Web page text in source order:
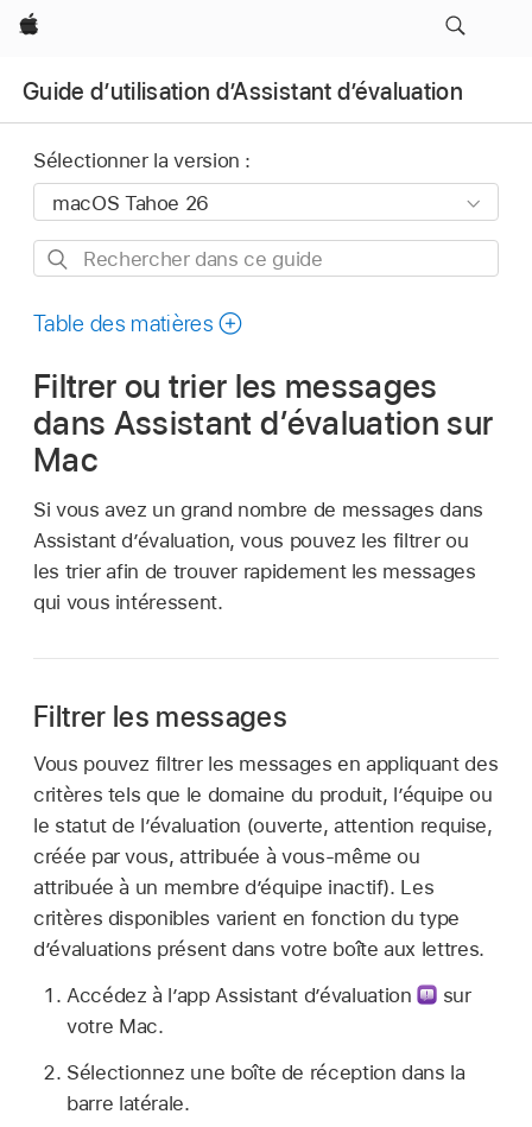
Apple
Guide d’utilisation d’Assistant d’évaluation
Sélectionner la version :
Rechercher
ce
Table des matières
Filtrer ou trier les messages
dans Assistant d’évaluation sur
Mac
Si vous avez un grand nombre de messages dans
Assistant d’évaluation, vous pouvez les filtrer ou
les trier afin de trouver rapidement les messages
qui vous intéressent.
Filtrer les messages
Vous pouvez filtrer les messages en appliquant des
critères tels que le domaine du produit, l’équipe ou
le statut de l’évaluation (ouverte, attention requise,
créée par vous, attribuée à vous-même ou
attribuée à un membre d’équipe inactif). Les
critères disponibles varient en fonction du type
d’évaluations présent dans votre boîte aux lettres.
Accédez à l’app Assistant d’évaluation
sur
votre Mac.
Sélectionnez une boîte de réception dans la
barre latérale.